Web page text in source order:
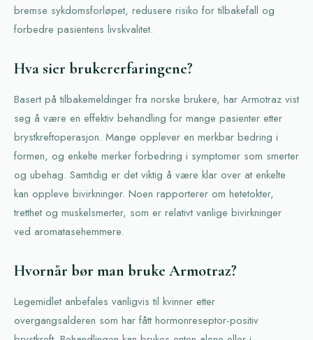
bremse sykdomsforløpet, redusere risiko for tilbakefall og
forbedre pasientens livskvalitet.
Hva sier brukererfaringene?
Basert på tilbakemeldinger fra norske brukere, har Armotraz vist
seg å være en effektiv behandling for mange pasienter etter
brystkreftoperasjon. Mange opplever en merkbar bedring i
formen, og enkelte merker forbedring i symptomer som smerter
og ubehag. Samtidig er det viktig å være klar over at enkelte
kan oppleve bivirkninger. Noen rapporterer om hetetokter,
tretthet og muskelsmerter, som er relativt vanlige bivirkninger
ved aromatasehemmere.
Hvornår bør man bruke Armotraz?
Legemidlet anbefales vanligvis til kvinner etter
overgangsalderen som har fått hormonreseptor-positiv